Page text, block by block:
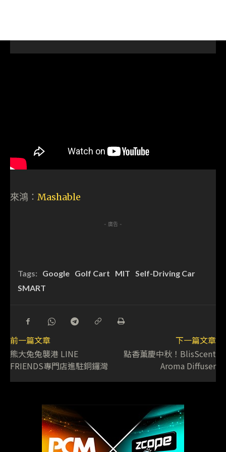
來鴻： Mashable
- 廣告 -
Tags: Google Golf Cart MIT Self-Driving Car
SMART
前一篇文章
熊大兔兔襲港 LINE
FRIENDS專門店進駐銅鑼灣
下一篇文章
點香薰慶中秋！BlisScent
Aroma Diffuser